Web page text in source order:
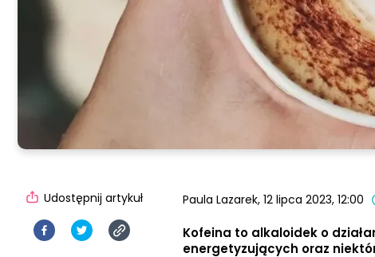
Paula Lazarek, 12 lipca 2023, 12:00
Kofeina to alkaloidek o
energetyzujących oraz
Udostępnij artykuł